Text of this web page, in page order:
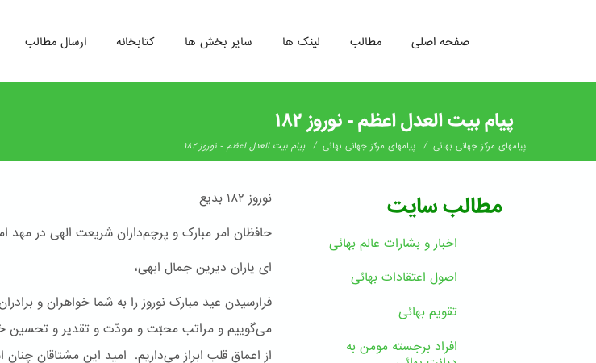
رفتن
ارسال مطالب کتابخانه سایر بخش ها لینک ها مطالب صفحه اصلی
پیام بیت العدل اعظم - نوروز ۱۸۲
پیامهای مرکز جهانی بهائی / پیامهای مرکز جهانی بهائی / پیام بیت العدل اعظم - نوروز ۱۸۲
نوروز ١٨٢ بدیع
حافظان امر مبارک و پرچم‌داران شریعت الهی در مهد
ای یاران دیرین جمال ابهی،
فرارسیدن عید مبارک نوروز را به شما خواهران و
می‌گوییم و مراتب محبّت و مودّت و تقدیر و تحسین
از اعماق قلب ابراز می‌داریم. امید این مشتاقان
مطالب سایت
اخبار و بشارات عالم بهائى
اصول اعتقادات بهائی
تقویم بهائی
افراد برجسته مومن به